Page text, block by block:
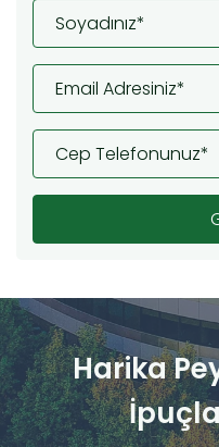
Harika